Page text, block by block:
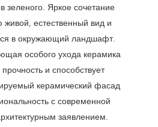
зеленого. Яркое сочетание
живой, естественный вид и
в окружающий ландшафт.
особого ухода керамика
и способствует
керамический фасад
с современной
заявлением.